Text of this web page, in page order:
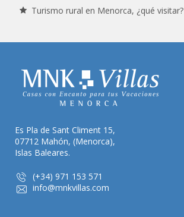
Turismo rural en Menorca, ¿qué visitar?
Es Pla de Sant Climent 15,
07712 Mahón, (Menorca),
Islas Baleares.
(+34) 971 153 571
info@mnkvillas.com